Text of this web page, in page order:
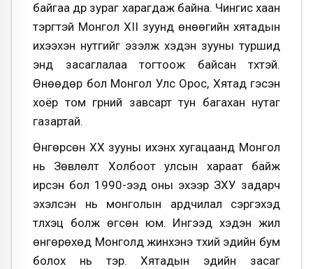
байгаа дүр зураг харагдаж байна. Чингис хаан
тэргүүтэй Монгол XII зуунд өнөөгийн хятадын
ихээхэн нутгийг эзэлж хэдэн зууны туршид
энд засаглалаа тогтоож байсан түүхтэй.
Өнөөдөр бол Монгол Улс Орос, Хятад гэсэн
хоёр том гүрний завсарт тун багахан нутаг
газартай.
Өнгөрсөн ХХ зууны ихэнх хугацаанд Монгол
нь Зөвлөлт Холбоот улсын хараат байж
ирсэн бол 1990-ээд оны эхээр ЗХУ задарч
эхэлсэн нь монголын ардчилал сэргэхэд
түлхэц болж өгсөн юм. Ингээд хэдэн жил
өнгөрөхөд Монголд жинхэнэ түүхий эдийн бум
болох нь тэр. Хятадын эдийн засаг